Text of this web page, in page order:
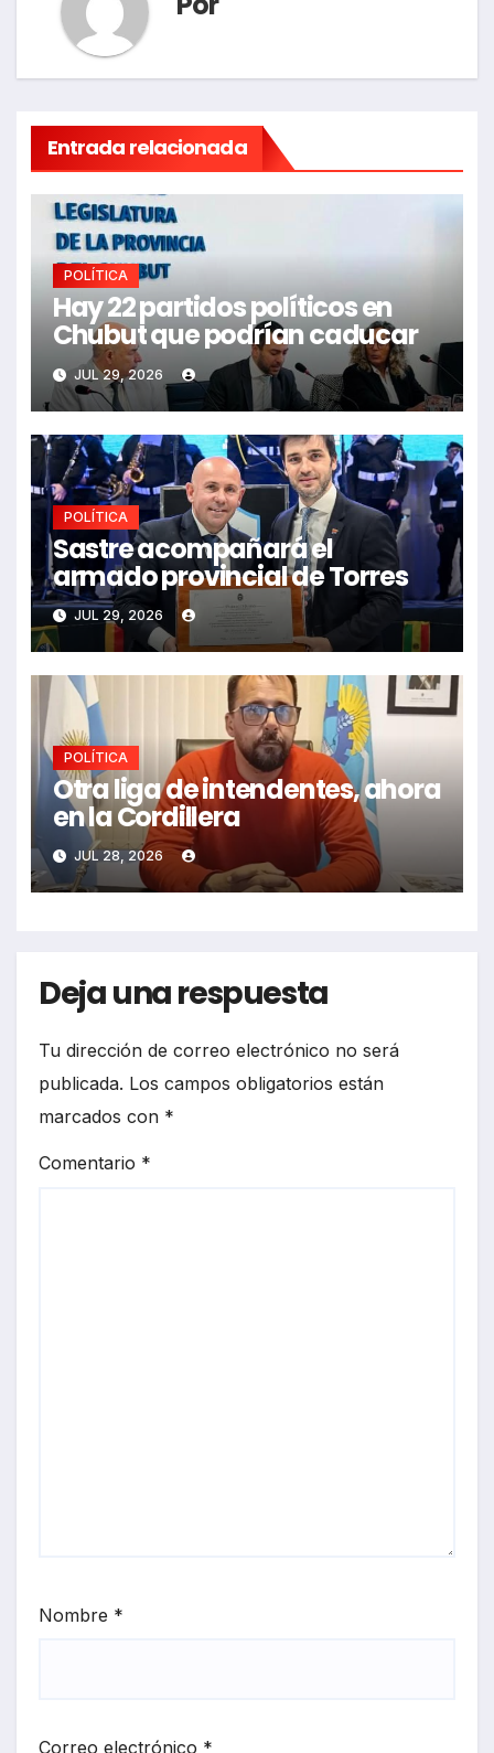
Entrada relacionada
POLÍTICA
Hay 22 partidos políticos en
Chubut que podrían caducar
JUL 29, 2026
POLÍTICA
Sastre acompañará el
armado provincial de Torres
JUL 29, 2026
POLÍTICA
Otra liga de intendentes, ahora
en la Cordillera
JUL 28, 2026
Deja una respuesta
Tu dirección de correo electrónico no será
publicada. Los campos obligatorios están
marcados con *
Comentario *
Nombre *
Correo electrónico *